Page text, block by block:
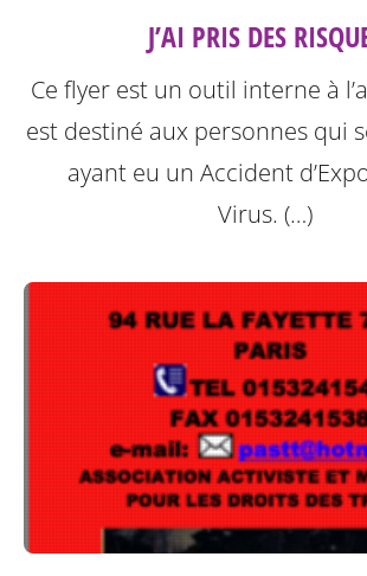
J’AI PRIS DES
Ce flyer est un outil interne à
est destiné aux personnes qui
ayant eu un Accident
Virus. (…)